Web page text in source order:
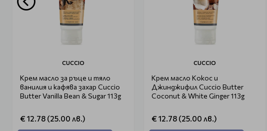
CUCCIO
Крем масло за ръце и тяло
ванилия и кафява захар Cuccio
Butter Vanilla Bean & Sugar 113g
€ 12.78 (25.00 лв.)
CUCCIO
Крем масло Кокос и
Джинджифил Cuccio Butter
Coconut & White Ginger 113g
€ 12.78 (25.00 лв.)